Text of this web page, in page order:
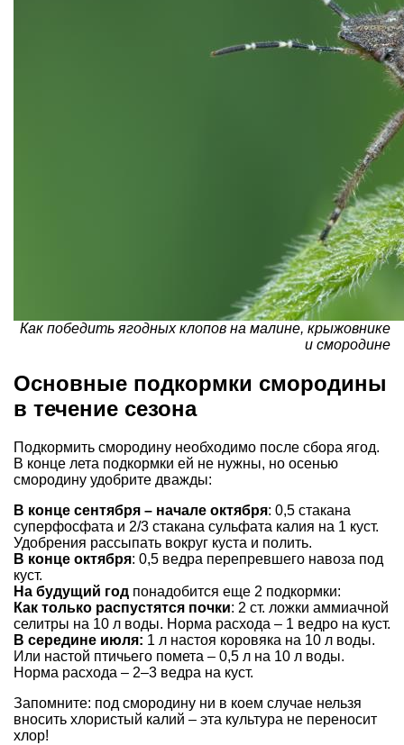
Как победить ягодных клопов на малине, крыжовнике
и смородине
Основные подкормки смородины
в течение сезона
Подкормить смородину необходимо после сбора ягод.
В конце лета подкормки ей не нужны, но осенью
смородину удобрите дважды:
В конце сентября – начале октября: 0,5 стакана
суперфосфата и 2/3 стакана сульфата калия на 1 куст.
Удобрения рассыпать вокруг куста и полить.
В конце октября: 0,5 ведра перепревшего навоза под
куст.
На будущий год понадобится еще 2 подкормки:
Как только распустятся почки: 2 ст. ложки аммиачной
селитры на 10 л воды. Норма расхода – 1 ведро на куст.
В середине июля: 1 л настоя коровяка на 10 л воды.
Или настой птичьего помета – 0,5 л на 10 л воды.
Норма расхода – 2–3 ведра на куст.
Запомните: под смородину ни в коем случае нельзя
вносить хлористый калий – эта культура не переносит
хлор!